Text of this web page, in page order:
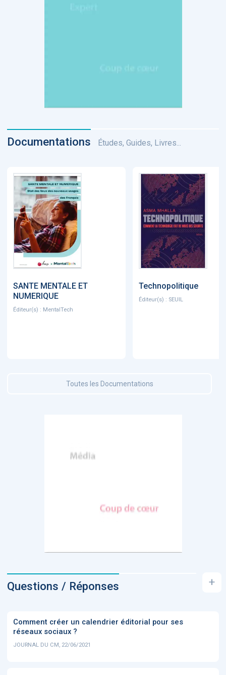
Documentations Études, Guides, Livres...
SANTE MENTALE ET
NUMERIQUE
Éditeur(s) : MentalTech
Technopolitique
Éditeur(s) : SEUIL
Toutes les Documentations
Questions / Réponses +
Comment créer un calendrier éditorial pour ses
réseaux sociaux ?
JOURNAL DU CM, 22/06/2021